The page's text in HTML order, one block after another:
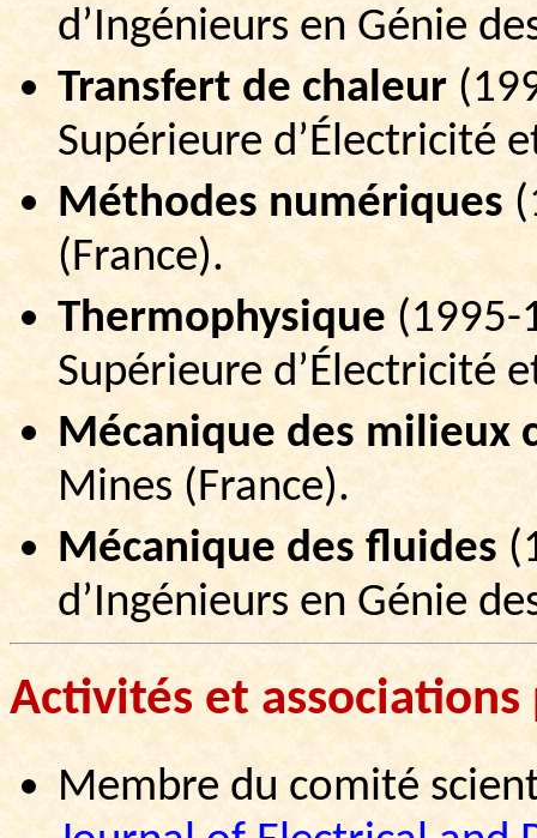
d’Ingénieurs en Génie
Transfert de chaleur (
Supérieure d’Électricité
Méthodes numériques (
(France).
Thermophysique (1995-
Supérieure d’Électricité
Mécanique des milieux
Mines (France).
Mécanique des fluides (
d’Ingénieurs en Génie
Activités et
Membre du comité